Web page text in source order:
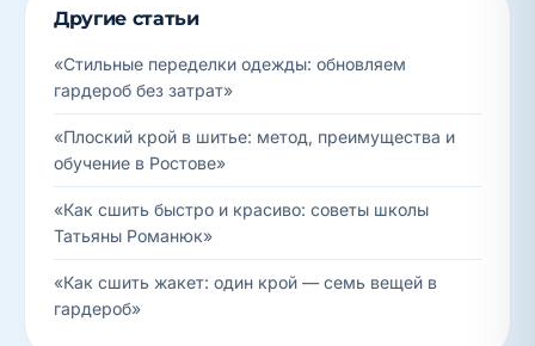
Другие статьи
«Стильные переделки одежды: обновляем
гардероб без затрат»
«Плоский крой в шитье: метод, преимущества и
обучение в Ростове»
«Как сшить быстро и красиво: советы школы
Татьяны Романюк»
«Как сшить жакет: один крой — семь вещей в
гардероб»